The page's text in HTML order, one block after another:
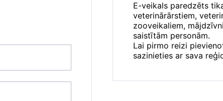
E-veikals paredzēts
veterinārārstiem,
zooveikaliem,
saistītām personām.
Lai pirmo reizi
sazinieties ar sava